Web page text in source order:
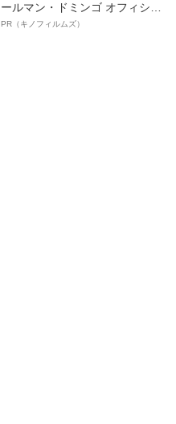
ールマン・ドミンゴ オフィシャ
ルインタビュー“観客を魅了した
PR（キノフィルムズ）